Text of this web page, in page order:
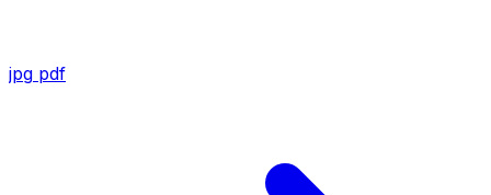
jpg pdf